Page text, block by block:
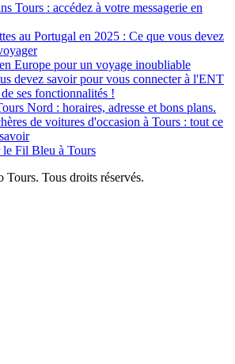
Tours : accédez à votre messagerie en
au Portugal en 2025 : Ce que vous devez
Europe pour un voyage inoubliable
devez savoir pour vous connecter à l'ENT
ses fonctionnalités !
Nord : horaires, adresse et bons plans.
de voitures d'occasion à Tours : tout ce
Fil Bleu à Tours
Tous droits réservés.